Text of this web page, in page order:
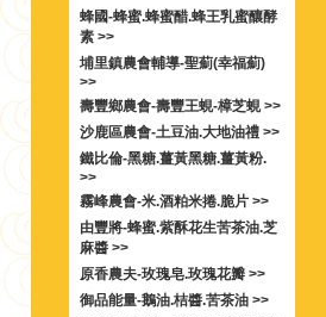
蜂國-蜂蜜.蜂蜜醋.蜂王乳蜜釀酵
素 >>
埔里鎮農會輔導-聖薊(幸福薊)
>>
壽豐鄉農會-壽豐王蜆-樟芝蜆 >>
沙鹿區農會-土豆油.大地油禮 >>
鐵比倫-黑糖.薑黃黑糖.薑黃粉.
>>
霧峰農會-米.酒粕米捲.脆片 >>
由豐將-蜂蜜.紫酥花生苦茶油.芝
麻醬 >>
原香農夫-玫瑰皂.玫瑰花瓣 >>
御品能量-鵝油.桔醬.苦茶油 >>